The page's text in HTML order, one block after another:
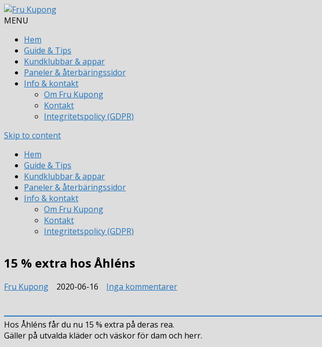
MENU
Hem
Guide & Tips
Kundklubbar & appar
Paneler & återbäringssidor
Info & kontakt
Om Fru Kupong
Kontakt
Integritetspolicy (GDPR)
Skip to content
Hem
Guide & Tips
Kundklubbar & appar
Paneler & återbäringssidor
Info & kontakt
Om Fru Kupong
Kontakt
Integritetspolicy (GDPR)
15 % extra hos Åhléns
Fru Kupong 2020-06-16 Inga kommentarertill
extra
hos
Åhléns
Hos Åhléns får du nu 15 % extra på deras rea.
Gäller på utvalda kläder och väskor för dam och herr.